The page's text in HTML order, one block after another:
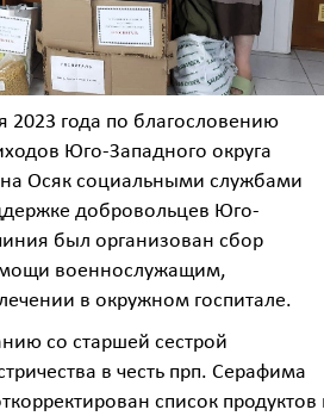
2023 года по благословению
Юго-Западного округа
Осяк социальными службами
добровольцев Юго-
был организован сбор
военнослужащим,
в окружном госпитале.
со старшей сестрой
в честь прп. Серафима
список продуктов